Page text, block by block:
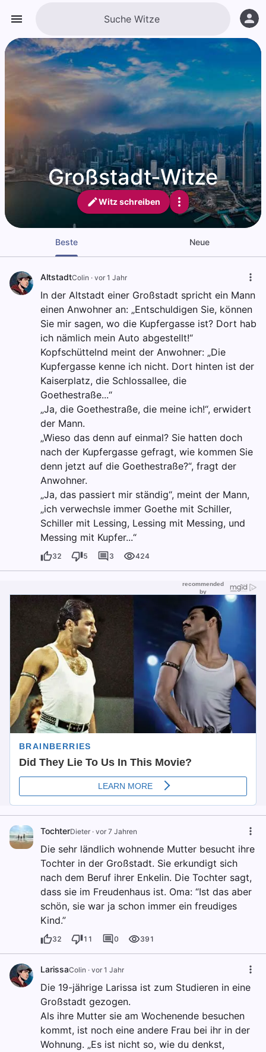
Großstadt-Witze
Witz schreiben
Beste Neue
AltstadtColin · vor 1 Jahr
In der Altstadt einer Großstadt spricht ein Mann
einen Anwohner an: „Entschuldigen Sie, können
Sie mir sagen, wo die Kupfergasse ist? Dort hab
ich nämlich mein Auto abgestellt!“
Kopfschüttelnd meint der Anwohner: „Die
Kupfergasse kenne ich nicht. Dort hinten ist der
Kaiserplatz, die Schlossallee, die
Goethestraße...“
„Ja, die Goethestraße, die meine ich!“, erwidert
der Mann.
„Wieso das denn auf einmal? Sie hatten doch
nach der Kupfergasse gefragt, wie kommen Sie
denn jetzt auf die Goethestraße?“, fragt der
Anwohner.
„Ja, das passiert mir ständig“, meint der Mann,
„ich verwechsle immer Goethe mit Schiller,
Schiller mit Lessing, Lessing mit Messing, und
Messing mit Kupfer...“
32 5 3 424
TochterDieter · vor 7 Jahren
Die sehr ländlich wohnende Mutter besucht ihre
Tochter in der Großstadt. Sie erkundigt sich
nach dem Beruf ihrer Enkelin. Die Tochter sagt,
dass sie im Freudenhaus ist. Oma: “Ist das aber
schön, sie war ja schon immer ein freudiges
Kind.”
32 11 0 391
LarissaColin · vor 1 Jahr
Die 19-jährige Larissa ist zum Studieren in eine
Großstadt gezogen.
Als ihre Mutter sie am Wochenende besuchen
kommt, ist noch eine andere Frau bei ihr in der
Wohnung. „Es ist nicht so, wie du denkst,